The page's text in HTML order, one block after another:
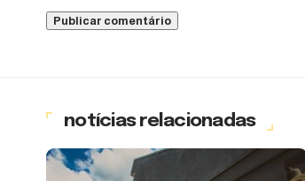
notícias relacionadas